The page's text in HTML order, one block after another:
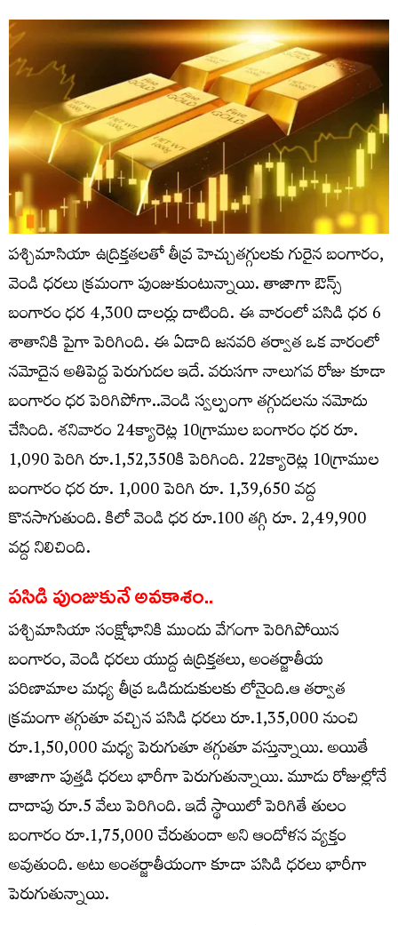
పశ్చిమాసియా ఉద్రిక్తతలతో తీవ్ర హెచ్చుతగ్గులకు గురైన బంగారం,
వెండి ధరలు క్రమంగా పుంజుకుంటున్నాయి. తాజాగా ఔన్స్
బంగారం ధర 4,300 డాలర్లు దాటింది. ఈ వారంలో పసిడి ధర 6
శాతానికి పైగా పెరిగింది. ఈ ఏడాది జనవరి తర్వాత ఒక వారంలో
నమోదైన అతిపెద్ద పెరుగుదల ఇదే. వరుసగా నాలుగవ రోజు కూడా
బంగారం ధర పెరిగిపోగా..వెండి స్వల్పంగా తగ్గుదలను నమోదు
చేసింది. శనివారం 24క్యారెట్ల 10గ్రాముల బంగారం ధర రూ.
1,090 పెరిగి రూ.1,52,350కి పెరిగింది. 22క్యారెట్ల 10గ్రాముల
బంగారం ధర రూ. 1,000 పెరిగి రూ. 1,39,650 వద్ద
కొనసాగుతుంది. కిలో వెండి ధర రూ.100 తగ్గి రూ. 2,49,900
వద్ద నిలిచింది.
పసిడి పుంజుకునే అవకాశం..
పశ్చిమాసియా సంక్షోభానికి ముందు వేగంగా పెరిగిపోయిన
బంగారం, వెండి ధరలు యుద్ద ఉద్రిక్తతలు, అంతర్జాతీయ
పరిణామాల మధ్య తీవ్ర ఒడిదుడుకులకు లోనైంది.ఆ తర్వాత
క్రమంగా తగ్గుతూ వచ్చిన పసిడి ధరలు రూ.1,35,000 నుంచి
రూ.1,50,000 మధ్య పెరుగుతూ తగ్గుతూ వస్తున్నాయి. అయితే
తాజాగా పుత్తడి ధరలు భారీగా పెరుగుతున్నాయి. మూడు రోజుల్లోనే
దాదాపు రూ.5 వేలు పెరిగింది. ఇదే స్థాయిలో పెరిగితే తులం
బంగారం రూ.1,75,000 చేరుతుందా అని ఆందోళన వ్యక్తం
అవుతుంది. అటు అంతర్జాతీయంగా కూడా పసిడి ధరలు భారీగా
పెరుగుతున్నాయి.